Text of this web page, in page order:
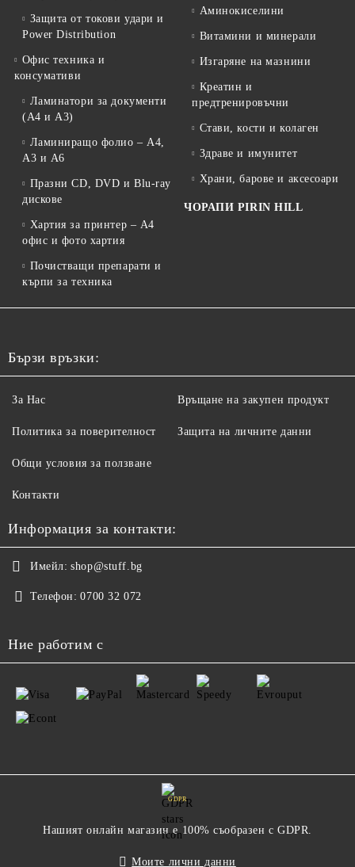
Защита от токови удари и
Power Distribution
Офис техника и
консумативи
Ламинатори за документи
(A4 и A3)
Ламиниращо фолио – A4,
A3 и A6
Празни CD, DVD и Blu-ray
дискове
Хартия за принтер – A4
офис и фото хартия
Почистващи препарати и
кърпи за техника
Аминокиселини
Витамини и минерали
Изгаряне на мазнини
Креатин и
предтренировъчни
Стави, кости и колаген
Здраве и имунитет
Храни, барове и аксесоари
ЧОРАПИ PIRIN HILL
Бързи връзки:
За Нас
Политика за поверителност
Общи условия за ползване
Контакти
Връщане на закупен продукт
Защита на личните данни
Информация за контакти:
Имейл: shop@stuff.bg
Телефон: 0700 32 072
Ние работим с
GDPR
Нашият онлайн магазин е 100% съобразен с GDPR.
Моите лични данни